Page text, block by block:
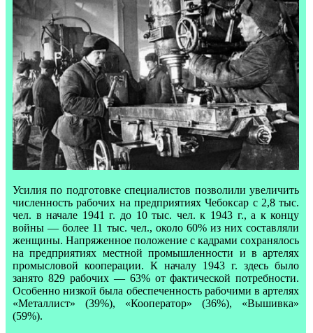
Усилия по подготовке специалистов позволили увеличить
численность рабочих на предприятиях Чебоксар с 2,8 тыс.
чел. в начале 1941 г. до 10 тыс. чел. к 1943 г., а к концу
войны — более 11 тыс. чел., около 60% из них составляли
женщины. Напряженное положение с кадрами сохранялось
на предприятиях местной промышленности и в артелях
промысловой кооперации. К началу 1943 г. здесь было
занято 829 рабочих — 63% от фактической потребности.
Особенно низкой была обеспеченность рабочими в артелях
«Металлист» (39%), «Кооператор» (36%), «Вышивка»
(59%).